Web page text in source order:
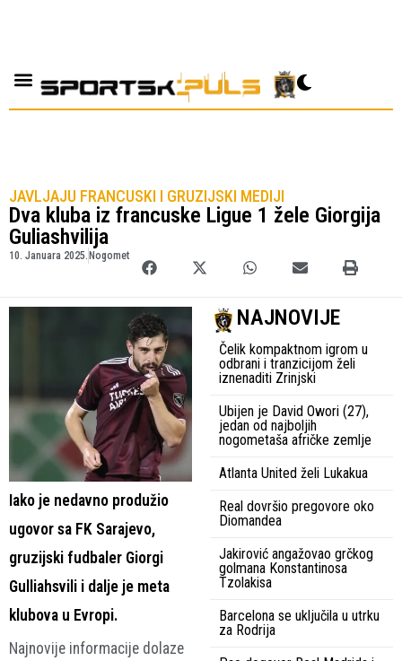
JAVLJAJU FRANCUSKI I GRUZIJSKI MEDIJI
Dva kluba iz francuske Ligue 1 žele Giorgija
Guliashvilija
10. Januara 2025. Nogomet
Iako je nedavno produžio
ugovor sa FK Sarajevo,
gruzijski fudbaler Giorgi
Gulliahsvili i dalje je meta
klubova u Evropi.
Najnovije informacije dolaze
NAJNOVIJE
Čelik kompaktnom igrom u
odbrani i tranzicijom želi
iznenaditi Zrinjski
Ubijen je David Owori (27),
jedan od najboljih
nogometaša afričke zemlje
Atlanta United želi Lukakua
Real dovršio pregovore oko
Diomandea
Jakirović angažovao grčkog
golmana Konstantinosa
Tzolakisa
Barcelona se uključila u utrku
za Rodrija